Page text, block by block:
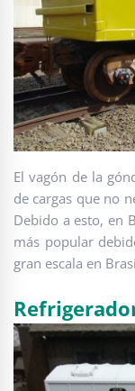
El vagón de la
de cargas que no
Debido a esto, en
más popular
gran escala en